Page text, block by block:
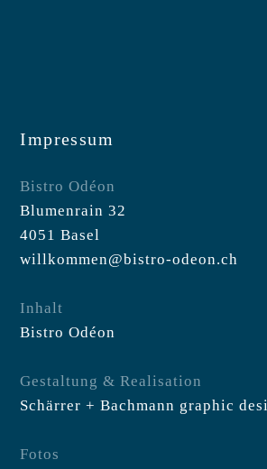
Impressum
Bistro Odéon
Blumenrain 32
4051 Basel
willkommen@bistro-odeon.ch
Inhalt
Bistro Odéon
Gestaltung & Realisation
Schärrer + Bachmann graphic
Fotos